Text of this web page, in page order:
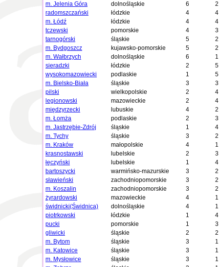
m. Jelenia Góra
dolnośląskie 6
2
radomszczański
łódzkie 4
4
m. Łódź
łódzkie 4
4
tczewski
pomorskie 4
3
tarnogórski
śląskie 5
2
m. Bydgoszcz
kujawsko-pomorskie 5
2
m. Wałbrzych
dolnośląskie 6
1
sieradzki
łódzkie 2
5
wysokomazowiecki
podlaskie 1
5
m. Bielsko-Biała
śląskie 3
3
pilski
wielkopolskie 2
4
legionowski
mazowieckie 2
4
międzyrzecki
lubuskie 4
2
m. Łomża
podlaskie 2
3
m. Jastrzębie-Zdrój
śląskie 1
4
m. Tychy
śląskie 3
2
m. Kraków
małopolskie 4
1
krasnostawski
lubelskie 2
3
łęczyński
lubelskie 1
4
bartoszycki
warmińsko-mazurskie 3
2
sławieński
zachodniopomorskie 3
2
m. Koszalin
zachodniopomorskie 3
2
żyrardowski
mazowieckie 4
1
świdnicki(Świdnica)
dolnośląskie 4
1
piotrkowski
łódzkie 1
4
pucki
pomorskie 1
3
gliwicki
śląskie 2
2
m. Bytom
śląskie 3
1
m. Katowice
śląskie 3
1
m. Mysłowice
śląskie 3
1